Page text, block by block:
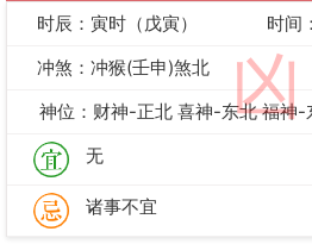
凶
时辰：寅时（戊寅）
时间
冲煞：冲猴(壬申)煞北
神位：财神-正北 喜神-东北 福神-
无
诸事不宜